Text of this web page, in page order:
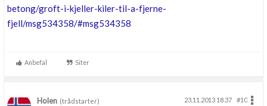
betong/groft-i-kjeller-kiler-til-a-fjerne-
fjell/msg534358/#msg534358
Anbefal Siter
Holen (trådstarter) 23.11.2013 18.37
#10